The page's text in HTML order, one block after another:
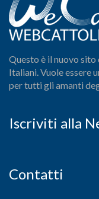
Questo è il nuovo
Italiani. Vuole essere
per tutti gli amanti
Iscriviti alla
Contatti